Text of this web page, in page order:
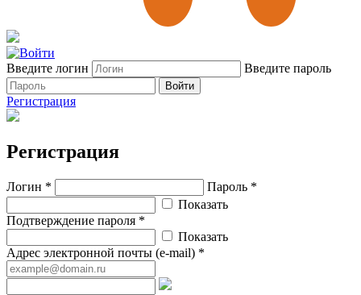
Введите логин Введите пароль
Войти
Регистрация
Регистрация
Логин *
Пароль *
Показать
Подтверждение пароля *
Показать
Адрес электронной почты (e-mail) *